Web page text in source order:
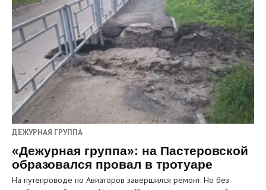
ДЕЖУРНАЯ ГРУППА
«Дежурная группа»: на Пастеровской
образовался провал в тротуаре
На путепроводе по Авиаторов завершился ремонт. Но без